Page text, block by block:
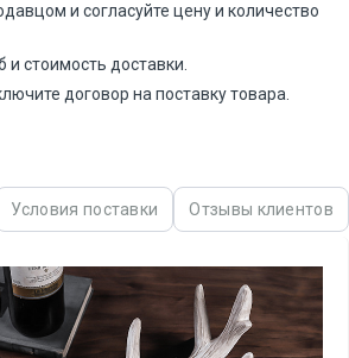
и согласуйте цену и количество
и стоимость доставки.
договор на поставку товара.
Условия поставки Отзывы клиентов